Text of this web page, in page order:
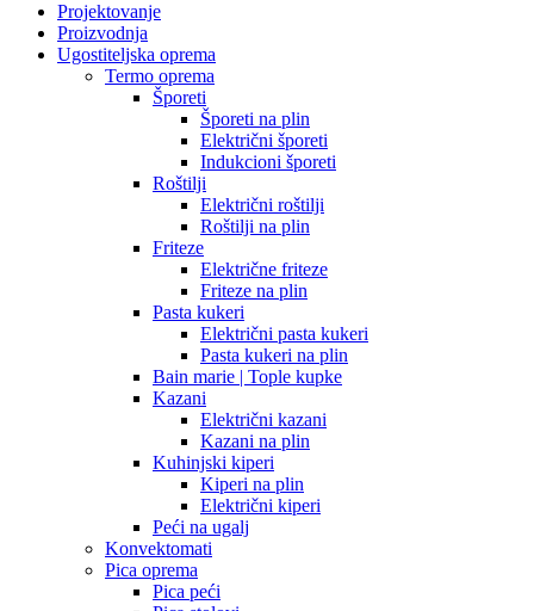
Projektovanje
Proizvodnja
Ugostiteljska oprema
Termo oprema
Šporeti
Šporeti na plin
Električni šporeti
Indukcioni šporeti
Roštilji
Električni roštilji
Roštilji na plin
Friteze
Električne friteze
Friteze na plin
Pasta kukeri
Električni pasta kukeri
Pasta kukeri na plin
Bain marie | Tople kupke
Kazani
Električni kazani
Kazani na plin
Kuhinjski kiperi
Kiperi na plin
Električni kiperi
Peći na ugalj
Konvektomati
Pica oprema
Pica peći